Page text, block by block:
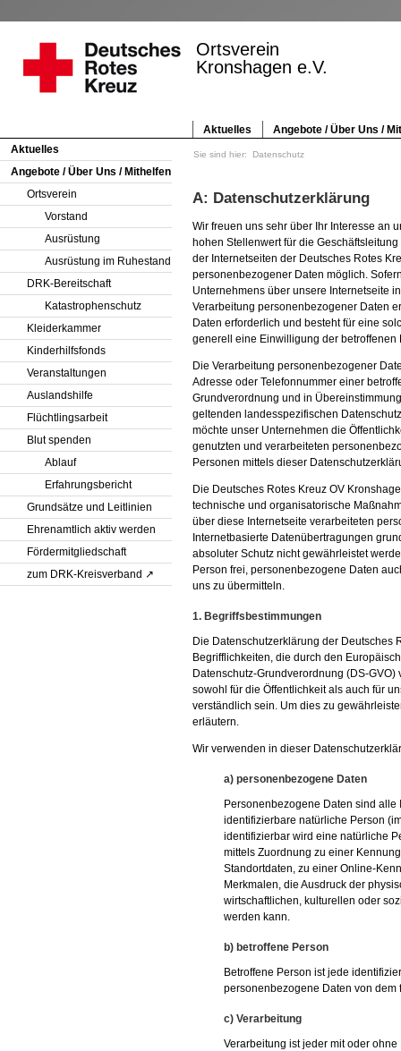
Ortsverein
Kronshagen e.V.
Aktuelles
Angebote / Über Uns /
Aktuelles
Angebote / Über Uns / Mithelfen
Ortsverein
Vorstand
Ausrüstung
Ausrüstung im Ruhestand
DRK-Bereitschaft
Katastrophenschutz
Kleiderkammer
Kinderhilfsfonds
Veranstaltungen
Auslandshilfe
Flüchtlingsarbeit
Blut spenden
Ablauf
Erfahrungsbericht
Grundsätze und Leitlinien
Ehrenamtlich aktiv werden
Fördermitgliedschaft
zum DRK-Kreisverband
Sie sind hier: Datenschutz
A: Datenschutzerklärung
Wir freuen uns sehr über Ihr Interesse an
hohen Stellenwert für die
der Internetseiten der Deutsches Rotes
personenbezogener Daten möglich.
Unternehmens über unsere Internetseite
Verarbeitung personenbezogener Daten
Daten erforderlich und besteht für eine
generell eine Einwilligung der betroffenen
Die Verarbeitung personenbezogener
Adresse oder Telefonnummer einer
Grundverordnung und in
geltenden landesspezifischen
möchte unser Unternehmen die
genutzten und verarbeiteten
Personen mittels dieser
Die Deutsches Rotes Kreuz OV
technische und organisatorische
über diese Internetseite verarbeiteten
Internetbasierte Datenübertragungen
absoluter Schutz nicht gewährleistet
Person frei, personenbezogene Daten
uns zu übermitteln.
1. Begriffsbestimmungen
Die Datenschutzerklärung der Deutsches
Begrifflichkeiten, die durch den
Datenschutz-Grundverordnung (DS-
sowohl für die Öffentlichkeit als auch für
verständlich sein. Um dies zu
erläutern.
Wir verwenden in dieser
a) personenbezogene Daten
Personenbezogene Daten sind
identifizierbare natürliche Person
identifizierbar wird eine natürliche
mittels Zuordnung zu einer
Standortdaten, zu einer Online-
Merkmalen, die Ausdruck der
wirtschaftlichen, kulturellen oder
werden kann.
b) betroffene Person
Betroffene Person ist jede
personenbezogene Daten von dem
c) Verarbeitung
Verarbeitung ist jeder mit oder